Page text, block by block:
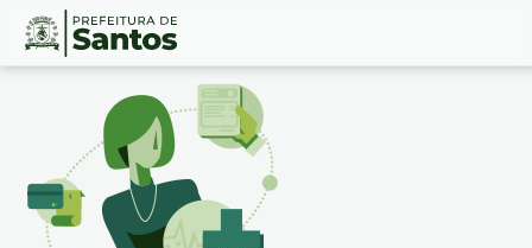
Ir
Conteúdo